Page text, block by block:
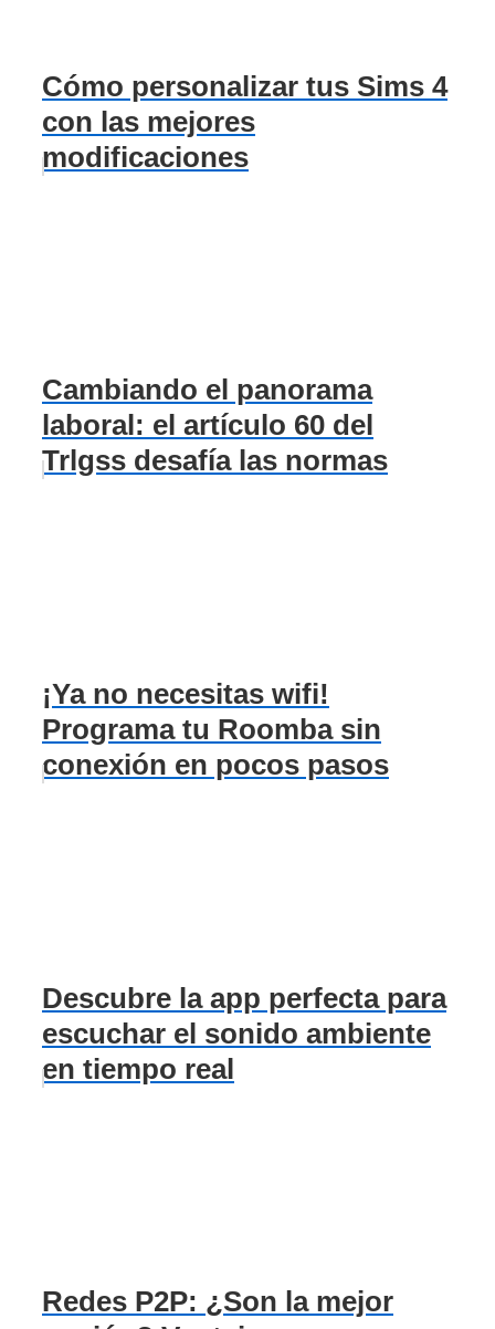
Cómo personalizar tus Sims 4
con las mejores
modificaciones
Cambiando el panorama
laboral: el artículo 60 del
Trlgss desafía las normas
¡Ya no necesitas wifi!
Programa tu Roomba sin
conexión en pocos pasos
Descubre la app perfecta para
escuchar el sonido ambiente
en tiempo real
Redes P2P: ¿Son la mejor